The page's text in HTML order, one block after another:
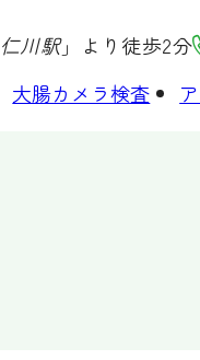
仁川駅」より徒歩2分
大腸カメラ検査